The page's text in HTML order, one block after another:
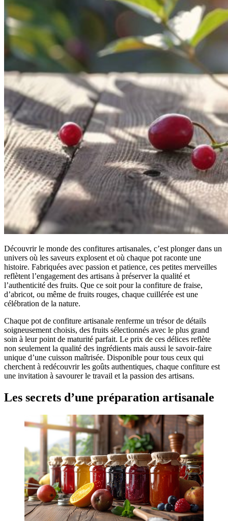
Découvrir le monde des confitures artisanales, c’est plonger dans un
univers où les saveurs explosent et où chaque pot raconte une
histoire. Fabriquées avec passion et patience, ces petites merveilles
reflètent l’engagement des artisans à préserver la qualité et
l’authenticité des fruits. Que ce soit pour la confiture de fraise,
d’abricot, ou même de fruits rouges, chaque cuillérée est une
célébration de la nature.
Chaque pot de confiture artisanale renferme un trésor de détails
soigneusement choisis, des fruits sélectionnés avec le plus grand
soin à leur point de maturité parfait. Le prix de ces délices reflète
non seulement la qualité des ingrédients mais aussi le savoir-faire
unique d’une cuisson maîtrisée. Disponible pour tous ceux qui
cherchent à redécouvrir les goûts authentiques, chaque confiture est
une invitation à savourer le travail et la passion des artisans.
Les secrets d’une préparation artisanale